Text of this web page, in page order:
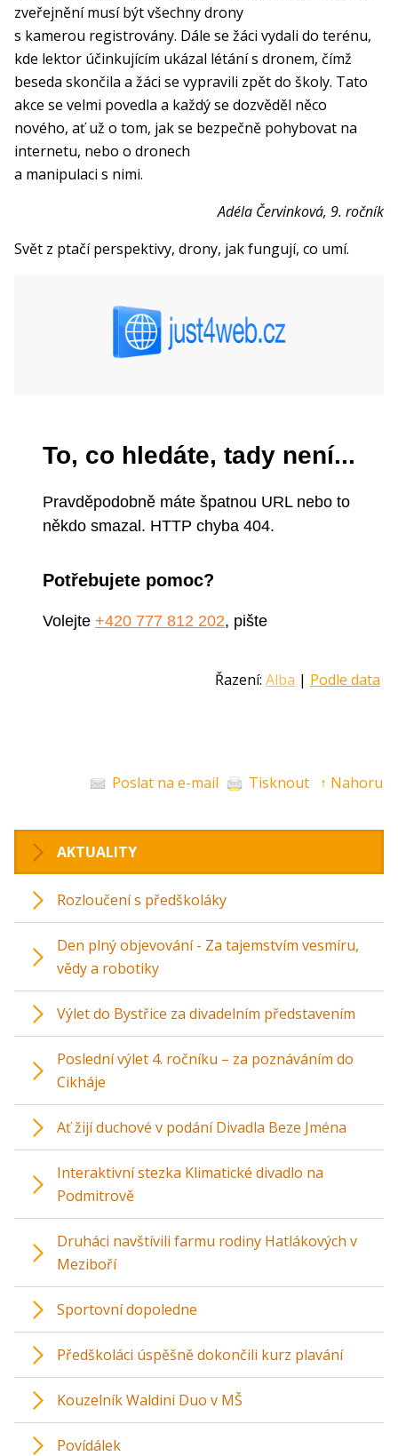
zveřejnění musí být všechny drony
s kamerou registrovány. Dále se žáci vydali do terénu,
kde lektor účinkujícím ukázal létání s dronem, čímž
beseda skončila a žáci se vypravili zpět do školy. Tato
akce se velmi povedla a každý se dozvěděl něco
nového, ať už o tom, jak se bezpečně pohybovat na
internetu, nebo o dronech
a manipulaci s nimi.
Adéla Červinková, 9. ročník
Svět z ptačí perspektivy, drony, jak fungují, co umí.
Řazení: Alba | Podle data
Poslat na e-mail Tisknout ↑ Nahoru
AKTUALITY
Rozloučení s předškoláky
Den plný objevování - Za tajemstvím vesmíru,
vědy a robotiky
Výlet do Bystřice za divadelním představením
Poslední výlet 4. ročníku – za poznáváním do
Cikháje
Ať žijí duchové v podání Divadla Beze Jména
Interaktivní stezka Klimatické divadlo na
Podmitrově
Druháci navštívili farmu rodiny Hatlákových v
Meziboří
Sportovní dopoledne
Předškoláci úspěšně dokončili kurz plavání
Kouzelník Waldini Duo v MŠ
Povídálek